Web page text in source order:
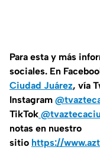
Para esta y más
sociales. En
Ciudad Juárez, vía
Instagram
TikTok
notas en nuestro
sitio https://